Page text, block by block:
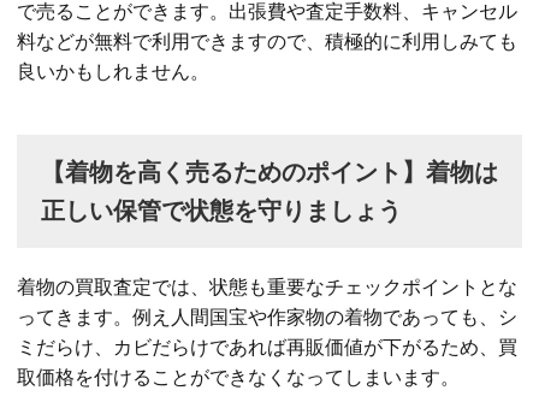
で売ることができます。出張費や査定手数料、キャンセル
料などが無料で利用できますので、積極的に利用しみても
良いかもしれません。
【着物を高く売るためのポイント】着物は
正しい保管で状態を守りましょう
着物の買取査定では、状態も重要なチェックポイントとな
ってきます。例え人間国宝や作家物の着物であっても、シ
ミだらけ、カビだらけであれば再販価値が下がるため、買
取価格を付けることができなくなってしまいます。